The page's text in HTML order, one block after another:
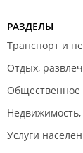
РАЗДЕЛЫ
Транспорт и
Отдых,
Общественное
Услуги